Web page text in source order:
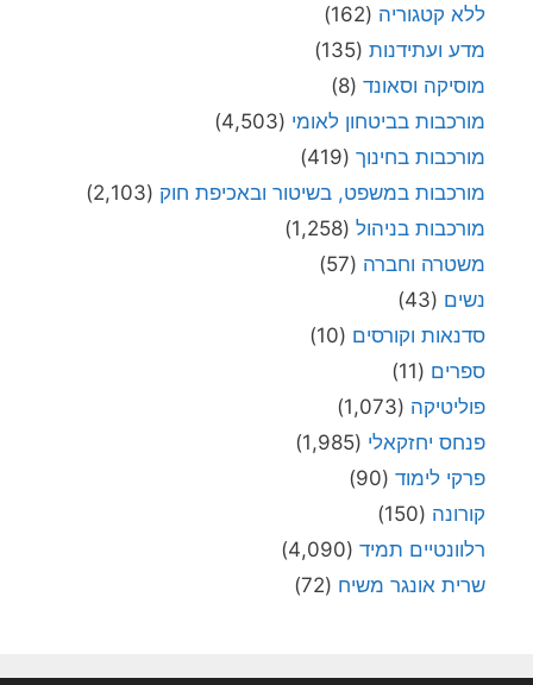
ללא קטגוריה (162)
מדע ועתידנות (135)
מוסיקה וסאונד (8)
מורכבות בביטחון לאומי (4,503)
מורכבות בחינוך (419)
מורכבות במשפט, בשיטור ובאכיפת חוק (2,103)
מורכבות בניהול (1,258)
משטרה וחברה (57)
נשים (43)
סדנאות וקורסים (10)
ספרים (11)
פוליטיקה (1,073)
פנחס יחזקאלי (1,985)
פרקי לימוד (90)
קורונה (150)
רלוונטיים תמיד (4,090)
שרית אונגר משיח (72)